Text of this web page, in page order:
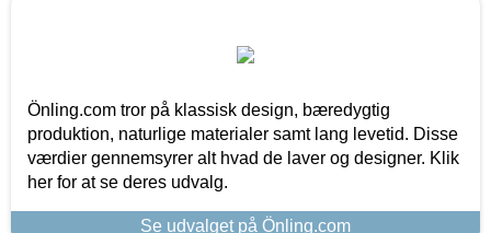
Önling.com tror på klassisk design, bæredygtig
produktion, naturlige materialer samt lang levetid. Disse
værdier gennemsyrer alt hvad de laver og designer. Klik
her for at se deres udvalg.
Se udvalget på Önling.com